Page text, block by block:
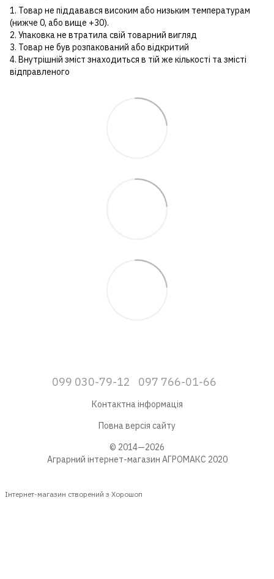
1. Товар не піддавався високим або низьким температурам
(нижче 0, або вище +30).
2. Упаковка не втратила свій товарний вигляд
3. Товар не був розпакований або відкритий
4. Внутрішній зміст знаходиться в тій же кількості та змісті
відправленого
099 030-79-12 097 766-01-66
Контактна інформація
Повна версія сайту
© 2014—2026
Аграрний інтернет-магазин АГРОМАКС 2020
Інтернет-магазин створений з Хорошоп